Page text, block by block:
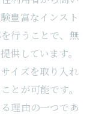
豊富なインスト
行うことで、無
供しています。
イズを取り入れ
とが可能です。
理由の一つであ